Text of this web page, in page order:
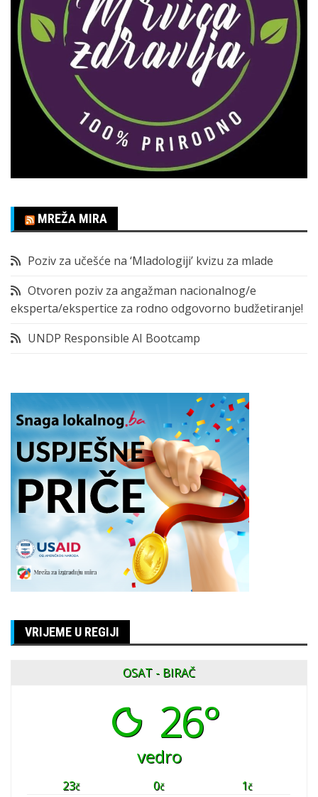
MREŽA MIRA
Poziv za učešće na ‘Mladologiji’ kvizu za mlade
Otvoren poziv za angažman nacionalnog/e
eksperta/ekspertice za rodno odgovorno budžetiranje!
UNDP Responsible AI Bootcamp
VRIJEME U REGIJI
OSAT - BIRAČ
26°
vedro
23č 0č 1č